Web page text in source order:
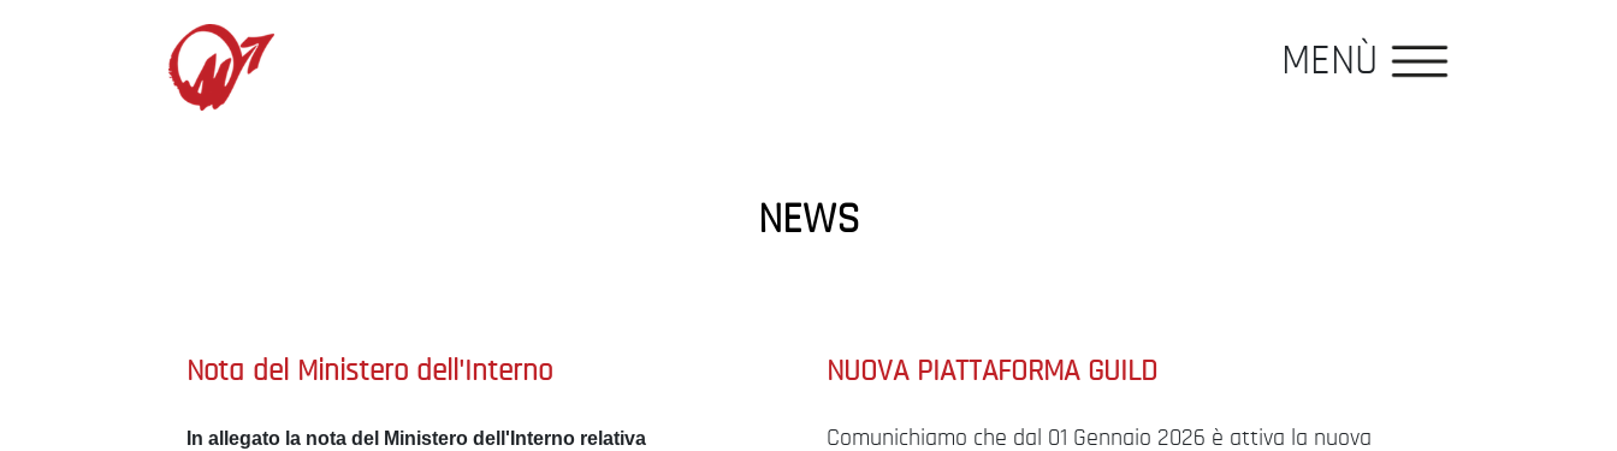
MENÙ
NEWS
Nota del Ministero dell'Interno
In allegato la nota del Ministero dell'Interno relativa
NUOVA PIATTAFORMA GUILD
Comunichiamo che dal 01 Gennaio 2026 è attiva la nuova